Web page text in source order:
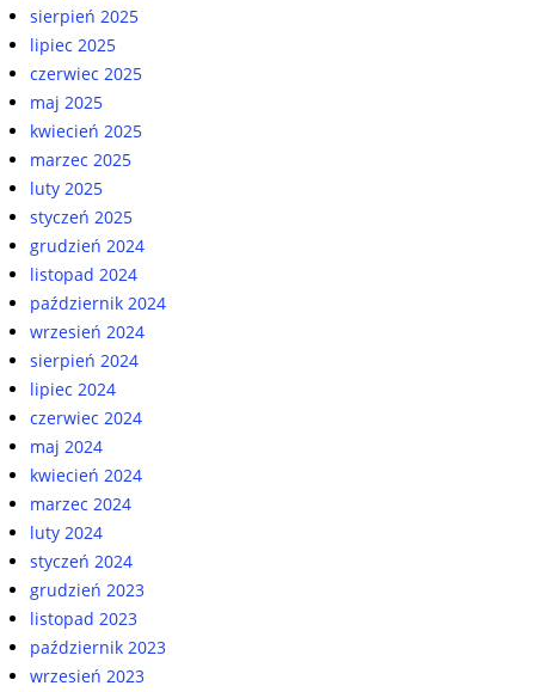
sierpień 2025
lipiec 2025
czerwiec 2025
maj 2025
kwiecień 2025
marzec 2025
luty 2025
styczeń 2025
grudzień 2024
listopad 2024
październik 2024
wrzesień 2024
sierpień 2024
lipiec 2024
czerwiec 2024
maj 2024
kwiecień 2024
marzec 2024
luty 2024
styczeń 2024
grudzień 2023
listopad 2023
październik 2023
wrzesień 2023